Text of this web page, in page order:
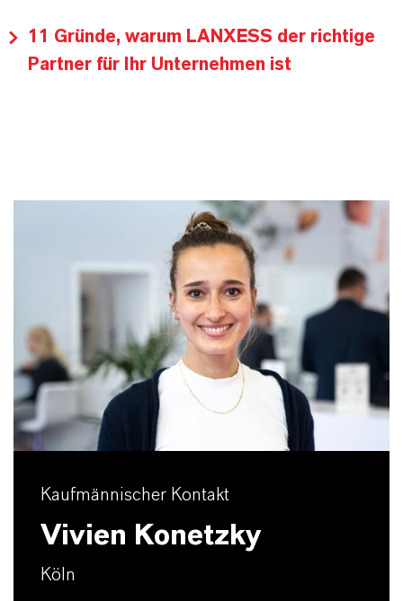
11 Gründe, warum LANXESS der richtige
Partner für Ihr Unternehmen ist
Kaufmännischer Kontakt
Vivien Konetzky
Köln